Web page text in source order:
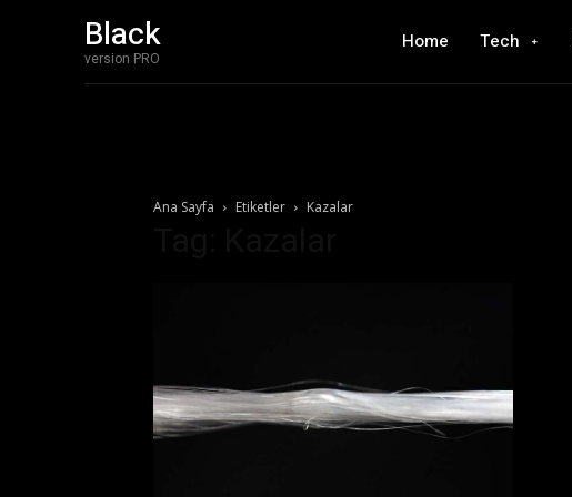
Black
version PRO
Home Tech
Ana Sayfa Etiketler Kazalar